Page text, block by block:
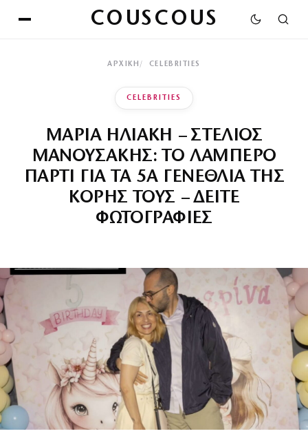
COUSCOUS
ΑΡΧΙΚΉ CELEBRITIES
CELEBRITIES
ΜΑΡΙΑ ΗΛΙΑΚΗ – ΣΤΕΛΙΟΣ
ΜΑΝΟΥΣΑΚΗΣ: ΤΟ ΛΑΜΠΕΡΟ
ΠΑΡΤΙ ΓΙΑ ΤΑ 5Α ΓΕΝΕΘΛΙΑ ΤΗΣ
ΚΟΡΗΣ ΤΟΥΣ – ΔΕΙΤΕ
ΦΩΤΟΓΡΑΦΙΕΣ